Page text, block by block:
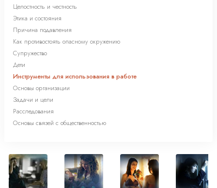
Целостность и честность
Этика и состояния
Причина подавления
Как противостоять опасному окружению
Супружество
Дети
Инструменты для использования в работе
Основы организации
Задачи и цели
Расследования
Основы связей с общественностью